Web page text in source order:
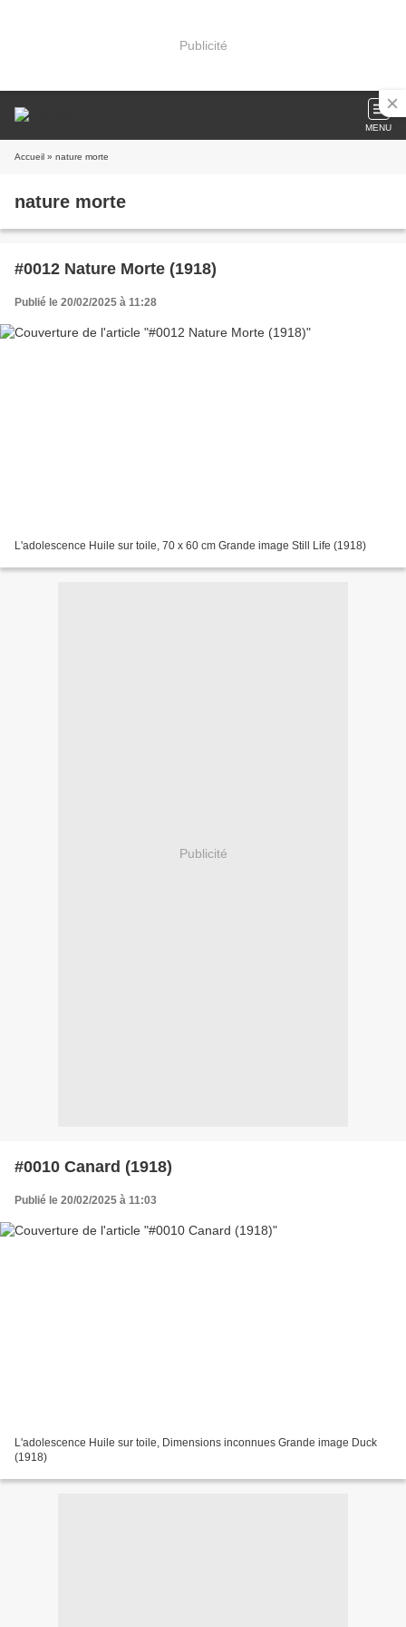
Publicité
MENU
Accueil » nature morte
nature morte
#0012 Nature Morte (1918)
Publié le 20/02/2025 à 11:28
L'adolescence Huile sur toile, 70 x 60 cm Grande image Still Life (1918)
Publicité
#0010 Canard (1918)
Publié le 20/02/2025 à 11:03
L'adolescence Huile sur toile, Dimensions inconnues Grande image Duck
(1918)